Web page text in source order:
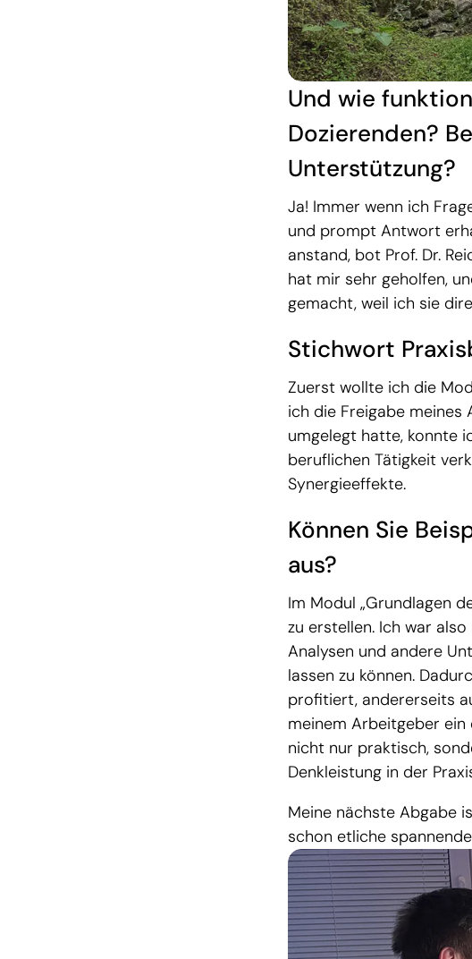
Und wie
Dozierenden?
Unterstützung?
Ja! Immer wenn ich
und prompt Antwort
anstand, bot Prof. Dr.
hat mir sehr geholfen,
gemacht, weil ich sie
Stichwort
Zuerst wollte ich die
ich die Freigabe
umgelegt hatte, konnte
beruflichen Tätigkeit
Synergieeffekte.
Können Sie
aus?
Im Modul „Grundlagen
zu erstellen. Ich war
Analysen und andere
lassen zu können.
profitiert, andererseits
meinem Arbeitgeber
nicht nur praktisch,
Denkleistung in der
Meine nächste Abgabe
schon etliche